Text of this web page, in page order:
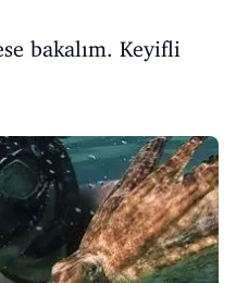
bakalım. Keyifli